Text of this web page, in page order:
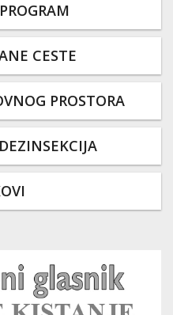
CESTE
PROSTORA